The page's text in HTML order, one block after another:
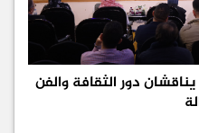
يناقشان دور الثقافة والفن